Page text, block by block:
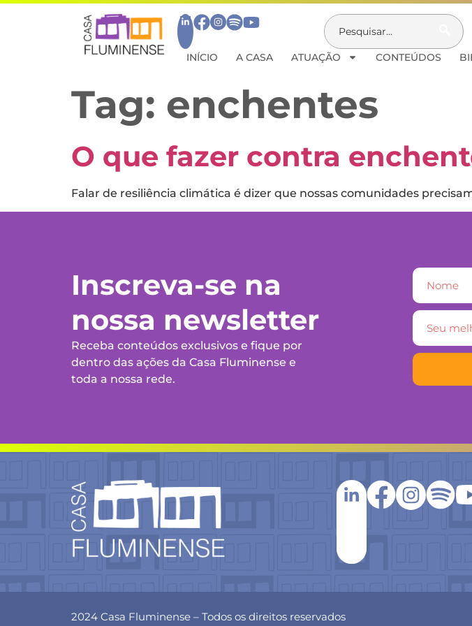
INÍCIO A CASA ATUAÇÃO CONTEÚDOS
Tag: enchentes
O que fazer contra
Falar de resiliência climática é dizer que nossas comunidades
Inscreva-se na
nossa newsletter
Receba conteúdos exclusivos e fique por
dentro das ações da Casa Fluminense e
toda a nossa rede.
2024 Casa Fluminense – Todos os direitos reservados